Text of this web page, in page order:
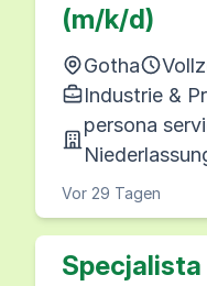
(m/k/d)
Gotha
Industrie &
persona
Vor 29 Tagen
Specjalista